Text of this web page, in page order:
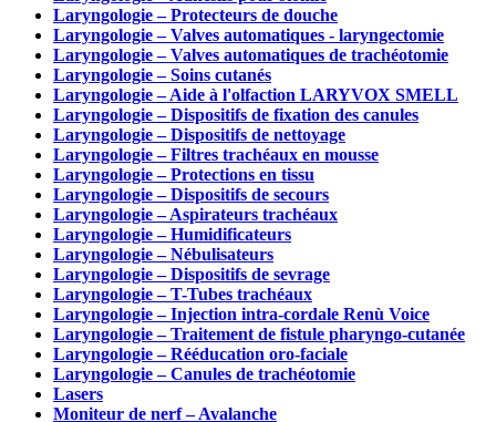
Laryngologie – Protecteurs de douche
Laryngologie – Valves automatiques - laryngectomie
Laryngologie – Valves automatiques de trachéotomie
Laryngologie – Soins cutanés
Laryngologie – Aide à l'olfaction LARYVOX SMELL
Laryngologie – Dispositifs de fixation des canules
Laryngologie – Dispositifs de nettoyage
Laryngologie – Filtres trachéaux en mousse
Laryngologie – Protections en tissu
Laryngologie – Dispositifs de secours
Laryngologie – Aspirateurs trachéaux
Laryngologie – Humidificateurs
Laryngologie – Nébulisateurs
Laryngologie – Dispositifs de sevrage
Laryngologie – T-Tubes trachéaux
Laryngologie – Injection intra-cordale Renù Voice
Laryngologie – Traitement de fistule pharyngo-cutanée
Laryngologie – Rééducation oro-faciale
Laryngologie – Canules de trachéotomie
Lasers
Moniteur de nerf – Avalanche